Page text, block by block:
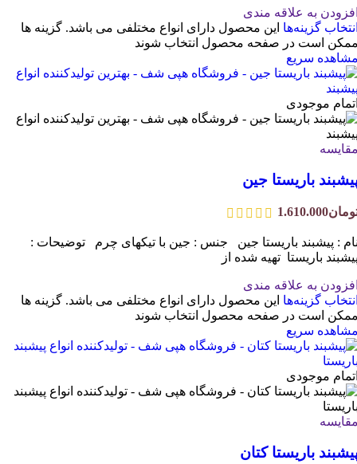
به علاقه مندی
گزینه‌ها این محصول دارای انواع مختلفی می باشد. گزینه ها
است در صفحه محصول انتخاب شوند
سریع
موجودی
باریستا جین
1.610.000
: پیشبند باریستا جین جنس : جین با تیکهای چرم توضیحات :
باریستا تهیه شده از
به علاقه مندی
گزینه‌ها این محصول دارای انواع مختلفی می باشد. گزینه ها
است در صفحه محصول انتخاب شوند
سریع
موجودی
باریستا کتان